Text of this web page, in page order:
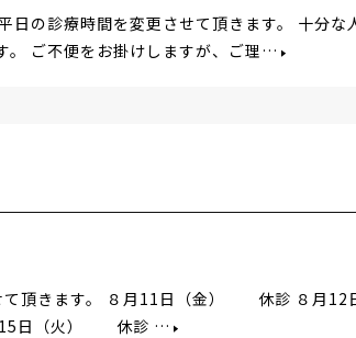
の診療時間を変更させて頂きます。 十分な
。 ご不便をお掛けしますが、ご理…
て頂きます。 ８月11日（金） 休診 ８月12
日（火） 休診 …